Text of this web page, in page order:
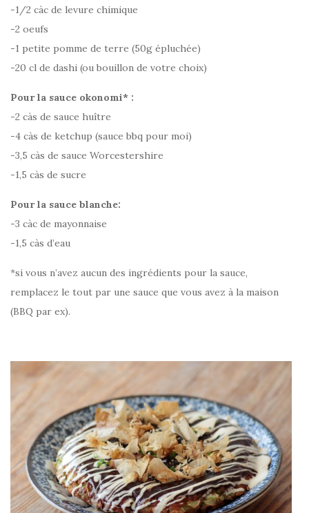
-1/2 càc de levure chimique
-2 oeufs
-1 petite pomme de terre (50g épluchée)
-20 cl de dashi (ou bouillon de votre choix)
Pour la sauce okonomi* :
-2 càs de sauce huître
-4 càs de ketchup (sauce bbq pour moi)
-3,5 càs de sauce Worcestershire
-1,5 càs de sucre
Pour la sauce blanche:
-3 càc de mayonnaise
-1,5 càs d’eau
*si vous n’avez aucun des ingrédients pour la sauce,
remplacez le tout par une sauce que vous avez à la maison
(BBQ par ex).